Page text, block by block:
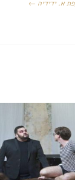
א. ידידיה ←